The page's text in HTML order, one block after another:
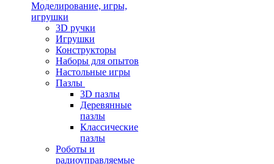
Моделирование, игры,
игрушки
3D ручки
Игрушки
Конструкторы
Наборы для опытов
Настольные игры
Пазлы
3D пазлы
Деревянные
пазлы
Классические
пазлы
Роботы и
радиоуправляемые